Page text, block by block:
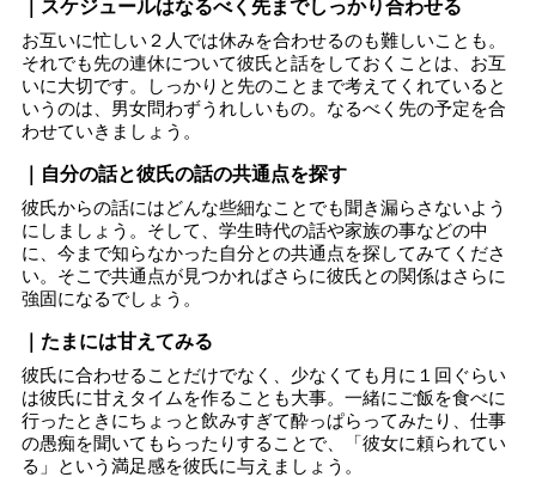
｜スケジュールはなるべく先までしっかり合わせる
お互いに忙しい２人では休みを合わせるのも難しいことも。
それでも先の連休について彼氏と話をしておくことは、お互
いに大切です。しっかりと先のことまで考えてくれていると
いうのは、男女問わずうれしいもの。なるべく先の予定を合
わせていきましょう。
｜自分の話と彼氏の話の共通点を探す
彼氏からの話にはどんな些細なことでも聞き漏らさないよう
にしましょう。そして、学生時代の話や家族の事などの中
に、今まで知らなかった自分との共通点を探してみてくださ
い。そこで共通点が見つかればさらに彼氏との関係はさらに
強固になるでしょう。
｜たまには甘えてみる
彼氏に合わせることだけでなく、少なくても月に１回ぐらい
は彼氏に甘えタイムを作ることも大事。一緒にご飯を食べに
行ったときにちょっと飲みすぎて酔っぱらってみたり、仕事
の愚痴を聞いてもらったりすることで、「彼女に頼られてい
る」という満足感を彼氏に与えましょう。